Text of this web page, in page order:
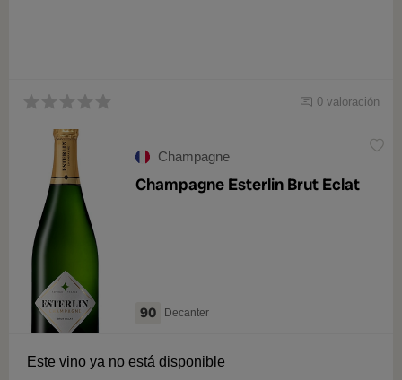
0 valoración
Champagne
Champagne Esterlin Brut Eclat
90 Decanter
Este vino ya no está disponible